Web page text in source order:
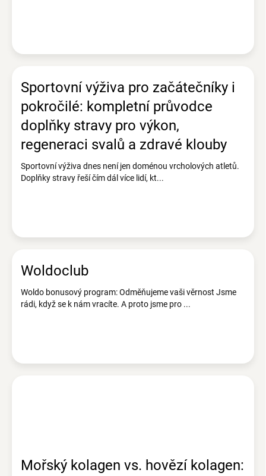
Sportovní výživa pro začátečníky i
pokročilé: kompletní průvodce
doplňky stravy pro výkon,
regeneraci svalů a zdravé klouby
Sportovní výživa dnes není jen doménou vrcholových atletů.
Doplňky stravy řeší čím dál více lidí, kt...
Woldoclub
Woldo bonusový program: Odměňujeme vaši věrnost Jsme
rádi, když se k nám vracíte. A proto jsme pro ...
Mořský kolagen vs. hovězí kolagen: